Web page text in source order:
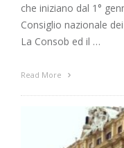
che iniziano dal 1°
Consiglio nazionale
La Consob ed il …
Read More